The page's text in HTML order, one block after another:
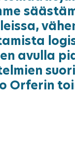
avulla
Orferin